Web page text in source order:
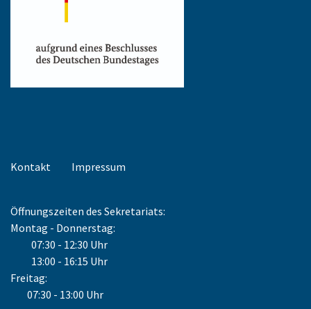
Kontakt Impressum
Öffnungszeiten des Sekretariats:
Montag - Donnerstag:
07:30 - 12:30 Uhr
13:00 - 16:15 Uhr
Freitag:
07:30 - 13:00 Uhr